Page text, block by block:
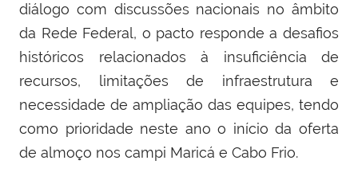
diálogo com discussões nacionais no âmbito
da Rede Federal, o pacto responde a desafios
históricos relacionados à insuficiência de
recursos, limitações de infraestrutura e
necessidade de ampliação das equipes, tendo
como prioridade neste ano o início da oferta
de almoço nos campi Maricá e Cabo Frio.